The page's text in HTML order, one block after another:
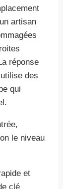
artisan
réponse
des
qui
le niveau
et
clé